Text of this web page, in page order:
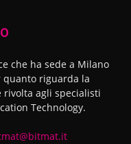
che ha sede a Milano
quanto riguarda la
agli specialisti
Technology.